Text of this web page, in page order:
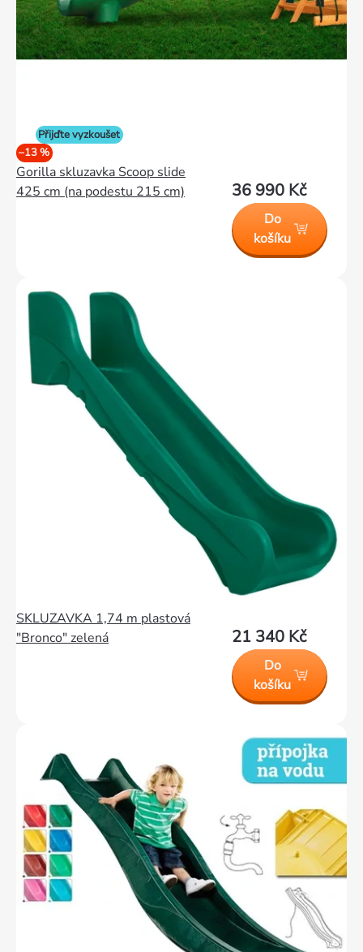
Přijďte vyzkoušet
–13 %
Gorilla skluzavka Scoop slide
425 cm (na podestu 215 cm)
36 990 Kč
Do
košíku
SKLUZAVKA 1,74 m plastová
"Bronco" zelená
21 340 Kč
Do
košíku